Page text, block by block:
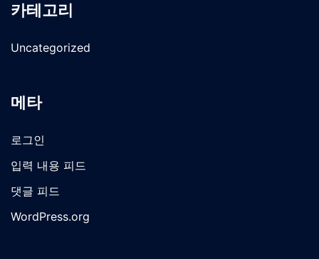
카테고리
Uncategorized
메타
로그인
입력 내용 피드
댓글 피드
WordPress.org